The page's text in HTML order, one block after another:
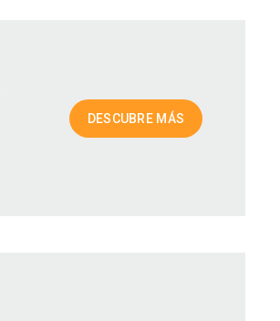
DESCUBRE MÁS